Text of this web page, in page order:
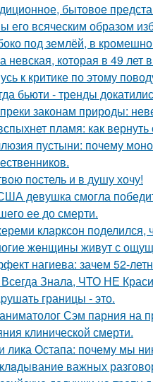
бытовое
его всяческим образом
под землёй, в
невская, которая в 49 лет
к критике по этому
бьюти - тренды
законам природы:
пламя: как
пустыни: почему
постель и в душу хочу!
девушка смогла
ее до смерти.
кларксон поделился,
жeнщины живут с
нагиева: зачем 52-
Знала, ЧТО НЕ
границы - это.
Сэм парния на
клинической смерти.
лика Остапа: почему мы
важных